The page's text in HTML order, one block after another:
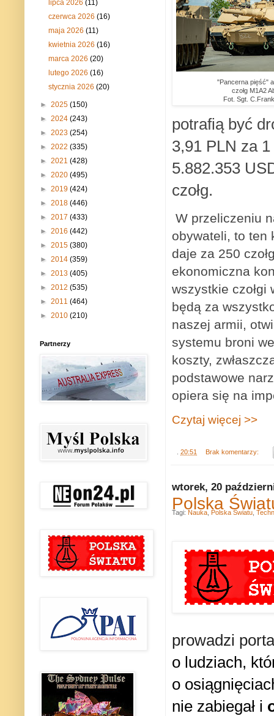
"Pancerna pięść"
czołg M1A2
Fot. Sgt.
potrafią być
3,91 PLN za
5.882.353
czołg.
W przeliczeniu
obywateli, to ten
daje za 250
ekonomiczna
wszystkie
będą za
naszej armii,
systemu broni
koszty,
podstawowe
opiera się na
Czytaj więcej >>
20:51 Brak komentarzy:
wtorek, 20
Polska
prowadzi
o ludziach,
o
nie zabiegał i
Tagi: Nauka Polska Światu
lipca 2026(11)
czerwca 2026(16)
maja 2026(11)
kwietnia 2026(16)
marca 2026(20)
lutego 2026(16)
stycznia 2026(20)
► 2025 (150)
► 2024 (243)
► 2023 (254)
► 2022 (335)
► 2021 (428)
► 2020 (495)
► 2019 (424)
► 2018 (446)
► 2017 (433)
► 2016 (442)
► 2015 (380)
► 2014 (359)
► 2013 (405)
► 2012 (535)
► 2011 (464)
► 2010 (210)
Partnerzy